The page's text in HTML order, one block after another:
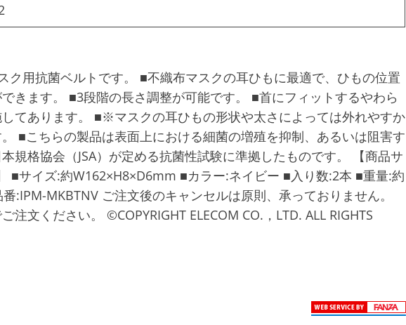
ク用抗菌ベルトです。 ■不織布マスクの耳ひもに最適で、ひもの位置
きます。 ■3段階の長さ調整が可能です。 ■首にフィットするやわら
てあります。 ■※マスクの耳ひもの形状や太さによっては外れやすか
■こちらの製品は表面上における細菌の増殖を抑制、あるいは阻害す
規格協会（JSA）が定める抗菌性試験に準拠したものです。 【商品サ
■サイズ:約W162×H8×D6mm ■カラー:ネイビー ■入り数:2本 ■重量:約
:IPM-MKBTNV ご注文後のキャンセルは原則、承っておりません。
注文ください。 ©COPYRIGHT ELECOM CO.，LTD. ALL RIGHTS